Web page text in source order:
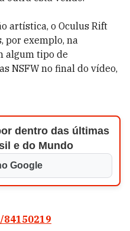
artística, o Oculus Rift
por exemplo, na
algum tipo de
NSFW no final do vídeo,
dentro das últimas
e do Mundo
Google